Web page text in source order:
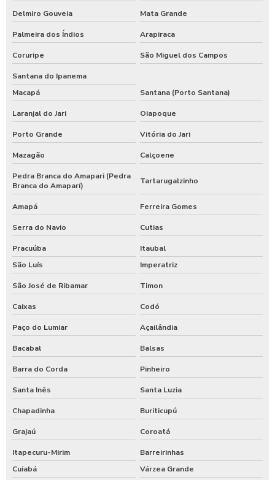
Delmiro Gouveia Mata Grande
Palmeira dos Índios Arapiraca
Coruripe São Miguel dos Campos
Santana do Ipanema
Macapá
Santana (Porto Santana)
Laranjal do Jari Oiapoque
Porto Grande Vitória do Jari
Mazagão Calçoene
Pedra Branca do Amapari (Pedra
Branca do Amaparí)
Tartarugalzinho
Amapá Ferreira Gomes
Serra do Navio Cutias
Pracuúba
Itaubal
São Luís
Imperatriz
São José de Ribamar Timon
Caixas Codó
Paço do Lumiar Açailândia
Bacabal Balsas
Barra do Corda Pinheiro
Santa Inês Santa Luzia
Chapadinha Buriticupú
Grajaú Coroatá
Itapecuru-Mirim
Barreirinhas
Cuiabá
Várzea Grande